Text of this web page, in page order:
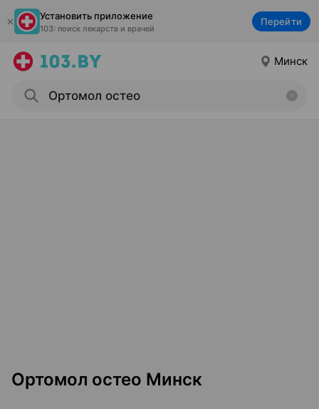
Установить приложение
103: поиск лекарств и врачей
Перейти
Минск
Ортомол остео Минск